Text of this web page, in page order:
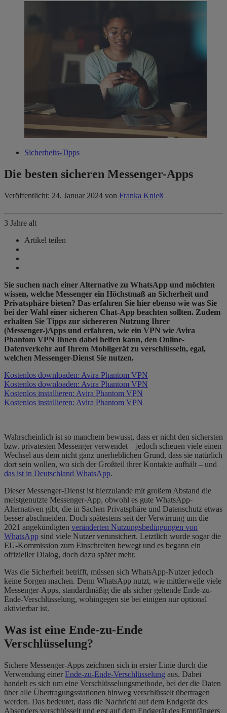
Sicherheits-Tipps
Die besten sicheren Messenger-Apps
Veröffentlicht: 24. Januar 2024 von Franka Knieß
3 Jahre alt
Artikel teilen
Sie suchen nach einer Alternative zu WhatsApp und möchten
wissen, welche Messenger ein Höchstmaß an Sicherheit und
Privatsphäre bieten? Das erfahren Sie hier ebenso wie was Sie
bei der Wahl einer sicheren Chat-App beachten sollten. Zudem
erhalten Sie Tipps zur sichereren Nutzung Ihrer
(Messenger-)Apps und erfahren, wie ein VPN wie Avira
Phantom VPN Ihnen dabei helfen kann, den Online-
Datenverkehr auf Ihrem Mobilgerät zu verschlüsseln, egal,
welchen Messenger-Dienst Sie nutzen.
Kostenlos downloaden: Avira Phantom VPN
Kostenlos downloaden: Avira Phantom VPN
Kostenlos installieren: Avira Phantom VPN
Kostenlos installieren: Avira Phantom VPN
Wahrscheinlich ist so manchem bewusst, dass er nicht den sichersten
bzw. privatesten Messenger verwendet – jedoch scheuen viele einen
Wechsel aus dem nicht ganz unerheblichen Grund, dass sie natürlich
dort sein wollen, wo sich der Großteil ihrer Kontakte aufhält – und
das ist in Deutschland WhatsApp.
Dieser Messenger-Dienst ist hierzulande mit großem Abstand die
meistgenutzte Messenger-App, obwohl es gute WhatsApp-
Alternativen gibt, die in Sachen Privatsphäre und Datenschutz etwas
besser abschneiden. Doch spätestens seit der Verwirrung um die
2021 angekündigten veränderten Nutzungsbedingungen von
WhatsApp sind viele Nutzer verunsichert. Letztlich wurde sogar die
EU-Kommission zum Einschreiten bewegt und es begann ein
offizieller Dialog, doch dazu später mehr.
Was die Sicherheit betrifft, müssen sich WhatsApp-Nutzer jedoch
keine Sorgen machen. Denn WhatsApp nutzt, wie mittlerweile viele
Messenger-Apps, standardmäßig die als sicher geltende Ende-zu-
Ende-Verschlüsselung, wohingegen sie bei einigen nur optional
aktivierbar ist.
Was ist eine Ende-zu-Ende
Verschlüsselung?
Sichere Messenger-Apps zeichnen sich in erster Linie durch die
Verwendung einer Ende-zu-Ende-Verschlüsselung aus. Dabei
handelt es sich um eine Verschlüsselungsmethode, bei der die Daten
über alle Übertragungsstationen hinweg verschlüsselt übertragen
werden. Das bedeutet, dass die Nachricht auf dem Endgerät des
Absenders verschlüsselt und erst auf dem Endgerät des Empfängers